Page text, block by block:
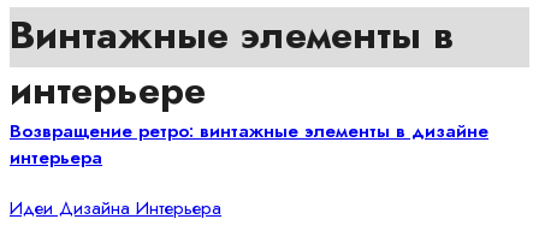
Винтажные элементы в
интерьере
Возвращение ретро: винтажные элементы в дизайне
интерьера
Идеи Дизайна Интерьера